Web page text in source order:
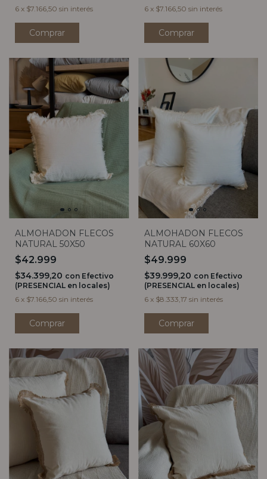
6 x $7.166,50 sin interés
Comprar
6 x $7.166,50 sin interés
Comprar
ALMOHADON FLECOS
NATURAL 50X50
$42.999
$34.399,20 con Efectivo
(PRESENCIAL en locales)
6 x $7.166,50 sin interés
Comprar
ALMOHADON FLECOS
NATURAL 60X60
$49.999
$39.999,20 con Efectivo
(PRESENCIAL en locales)
6 x $8.333,17 sin interés
Comprar